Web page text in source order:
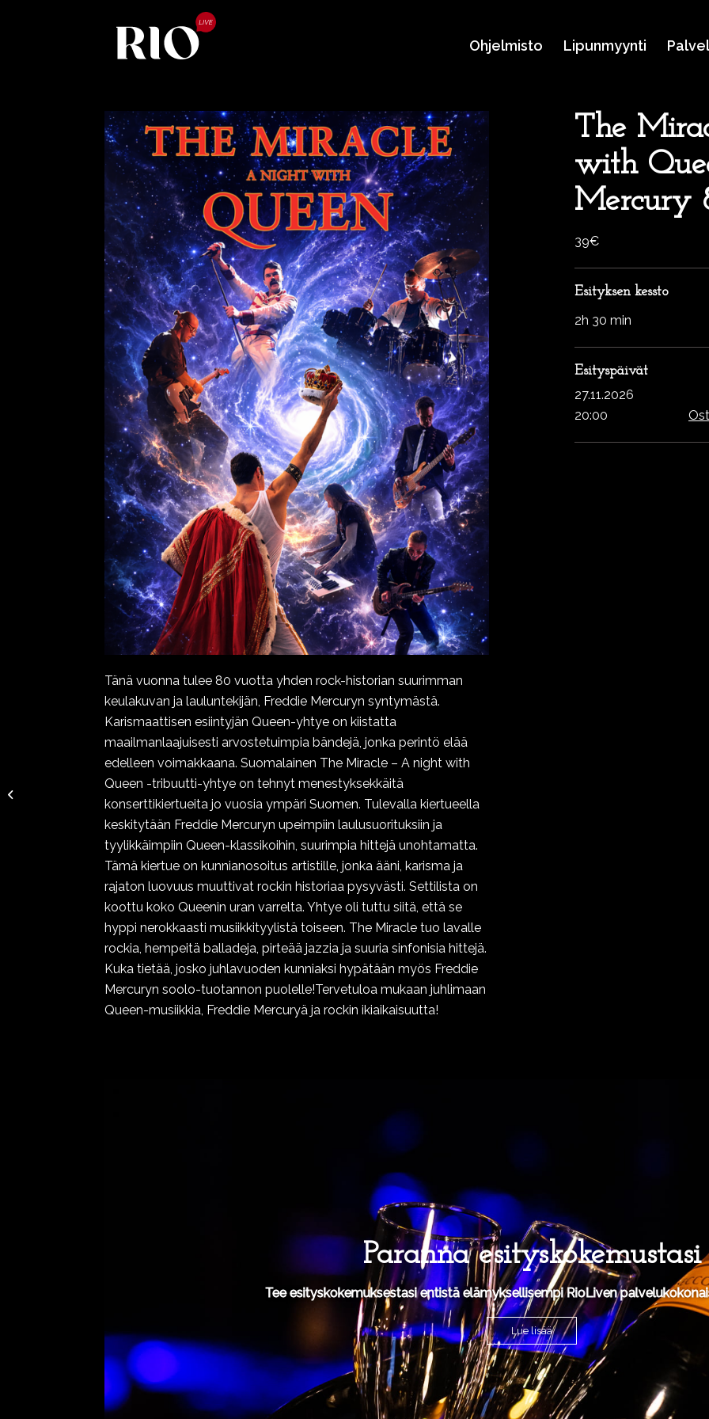
Ohjelmisto Lipunmyynti
Tänä vuonna tulee 80 vuotta yhden rock-historian suurimman
keulakuvan ja lauluntekijän, Freddie Mercuryn syntymästä.
Karismaattisen esiintyjän Queen-yhtye on kiistatta
maailmanlaajuisesti arvostetuimpia bändejä, jonka perintö elää
edelleen voimakkaana. Suomalainen The Miracle – A night with
Queen -tribuutti-yhtye on tehnyt menestyksekkäitä
konserttikiertueita jo vuosia ympäri Suomen. Tulevalla kiertueella
keskitytään Freddie Mercuryn upeimpiin laulusuorituksiin ja
tyylikkäimpiin Queen-klassikoihin, suurimpia hittejä unohtamatta.
Tämä kiertue on kunnianosoitus artistille, jonka ääni, karisma ja
rajaton luovuus muuttivat rockin historiaa pysyvästi. Settilista on
koottu koko Queenin uran varrelta. Yhtye oli tuttu siitä, että se
hyppi nerokkaasti musiikkityylistä toiseen. The Miracle tuo lavalle
rockia, hempeitä balladeja, pirteää jazzia ja suuria sinfonisia hittejä.
Kuka tietää, josko juhlavuoden kunniaksi hypätään myös Freddie
Mercuryn soolo-tuotannon puolelle!Tervetuloa mukaan juhlimaan
Queen-musiikkia, Freddie Mercuryä ja rockin ikiaikaisuutta!
The
with
Mercury
39€
Esityksen kessto
2h 30 min
Esityspäivät
27.11.2026
20:00
Paranna esityskokemustasi
Tee esityskokemuksestasi entistä elämyksellisempi RioLiven
Lue lisää
MINUN MERENI, MITT